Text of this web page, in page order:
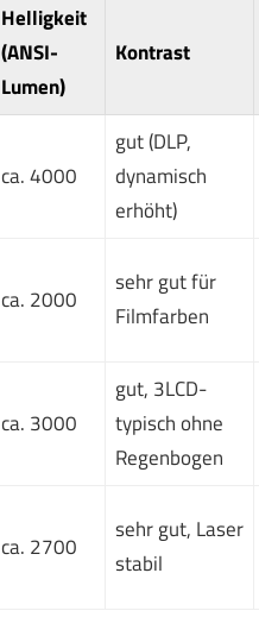
Helligkeit
(ANSI-
Lumen)
Kontrast
ca. 4000
gut (DLP,
dynamisch
erhöht)
ca. 2000
sehr gut für
Filmfarben
ca. 3000
gut, 3LCD-
typisch ohne
Regenbogen
ca. 2700
sehr gut, Laser
stabil